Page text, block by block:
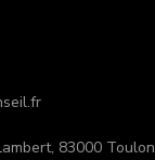
83000 Toulon